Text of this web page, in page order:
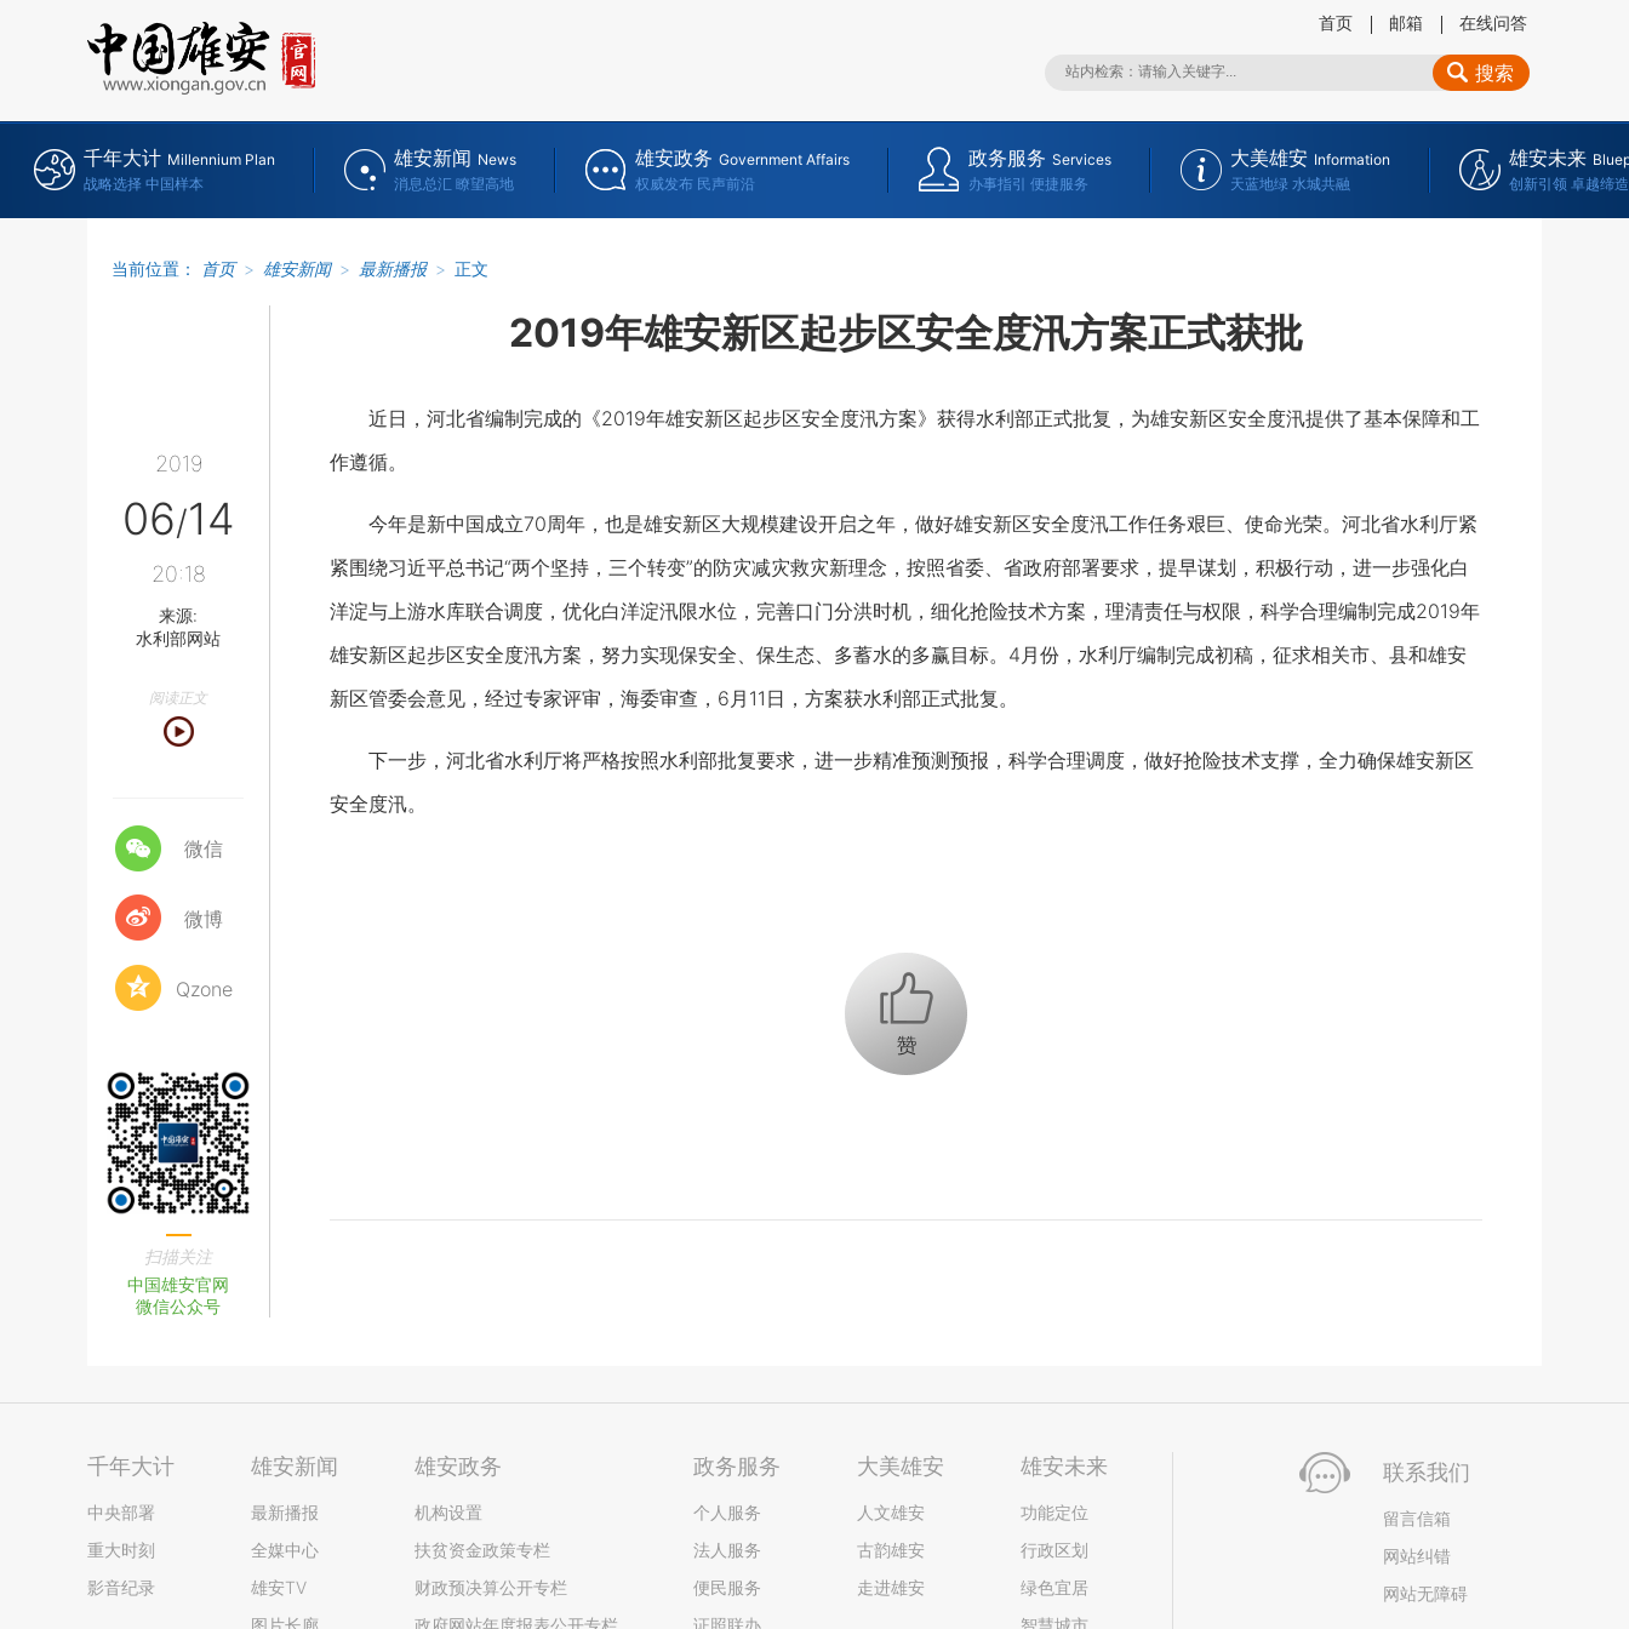
首页 邮箱 在线问答
搜索
千年大计 Millennium Plan
战略选择 中国样本
雄安新闻 News
消息总汇 瞭望高地
雄安政务 Government Affairs
权威发布 民声前沿
政务服务 Services
办事指引 便捷服务
大美雄安 Information
天蓝地绿 水城共融
雄安未来
创新引领 卓越缔造
当前位置： 首页 > 雄安新闻 > 最新播报 > 正文
2019
06/14
20:18
来源:
水利部网站
阅读正文
微信
微博
Qzone
扫描关注
中国雄安官网
微信公众号
2019年雄安新区起步区安全度汛方案正式获批
近日，河北省编制完成的《2019年雄安新区起步区安全度汛方案》获得水利部正式批复，为雄安新区安全度汛提供了基本保障和工
作遵循。
今年是新中国成立70周年，也是雄安新区大规模建设开启之年，做好雄安新区安全度汛工作任务艰巨、使命光荣。河北省水利厅紧
紧围绕习近平总书记“两个坚持，三个转变”的防灾减灾救灾新理念，按照省委、省政府部署要求，提早谋划，积极行动，进一步强化白
洋淀与上游水库联合调度，优化白洋淀汛限水位，完善口门分洪时机，细化抢险技术方案，理清责任与权限，科学合理编制完成2019年
雄安新区起步区安全度汛方案，努力实现保安全、保生态、多蓄水的多赢目标。4月份，水利厅编制完成初稿，征求相关市、县和雄安
新区管委会意见，经过专家评审，海委审查，6月11日，方案获水利部正式批复。
下一步，河北省水利厅将严格按照水利部批复要求，进一步精准预测预报，科学合理调度，做好抢险技术支撑，全力确保雄安新区
安全度汛。
+1
千年大计
中央部署
重大时刻
影音纪录
雄安新闻
最新播报
全媒中心
雄安TV
图片长廊
雄安政务
机构设置
扶贫资金政策专栏
财政预决算公开专栏
政府网站年度报表公开专栏
政务服务
个人服务
法人服务
便民服务
证照联办
大美雄安
人文雄安
古韵雄安
走进雄安
雄安未来
功能定位
行政区划
绿色宜居
智慧城市
联系我们
留言信箱
网站纠错
网站无障碍